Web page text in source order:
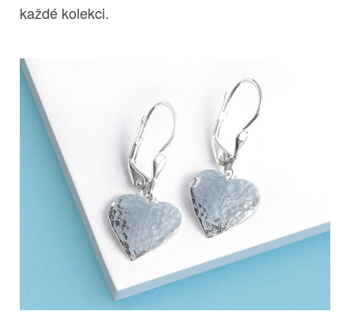
každé kolekci.